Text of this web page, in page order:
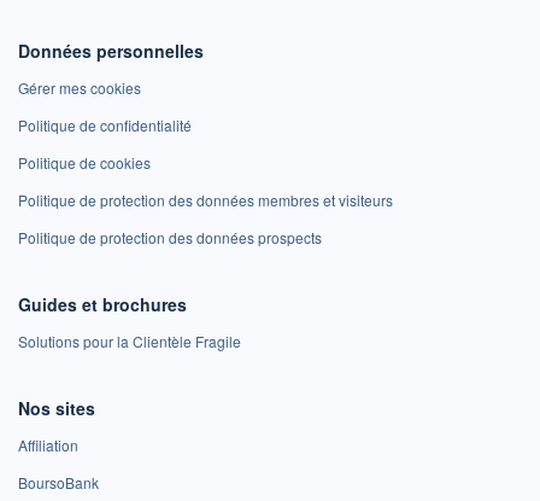
Données personnelles
Gérer mes cookies
Politique de confidentialité
Politique de cookies
Politique de protection des données membres et visiteurs
Politique de protection des données prospects
Guides et brochures
Solutions pour la Clientèle Fragile
Nos sites
Affiliation
BoursoBank